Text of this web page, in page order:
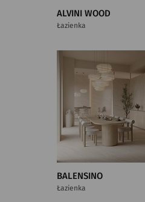
ALVINI WOOD
Łazienka
BALENSINO
Łazienka